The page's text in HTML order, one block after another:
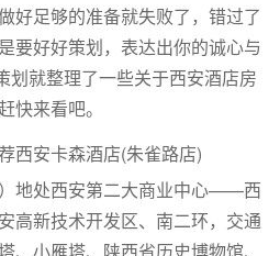
好足够的准备就失败了，错过了
要好好策划，表达出你的诚心与
划就整理了一些关于西安酒店房
快来看吧。
西安卡森酒店(朱雀路店)
地处西安第二大商业中心——西
高新技术开发区、南二环，交通